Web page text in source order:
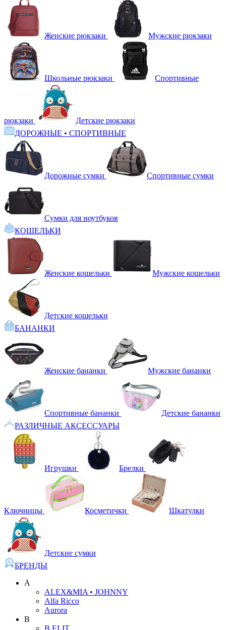
Женские рюкзаки Мужские рюкзаки
Школьные рюкзаки Спортивные
рюкзаки
Детские рюкзаки
ДОРОЖНЫЕ • СПОРТИВНЫЕ
Дорожные сумки Спортивные сумки
Сумки для ноутбуков
КОШЕЛЬКИ
Женские кошельки Мужские кошельки
Детские кошельки
БАНАНКИ
Женские бананки Мужские бананки
Спортивные бананки
Детские бананки
РАЗЛИЧНЫЕ АКСЕССУАРЫ
Игрушки Брелки
Ключницы Косметички Шкатулки
Детские сумки
БРЕНДЫ
A
ALEX&MIA • JOHNNY
Alfa Ricco
Aurora
B